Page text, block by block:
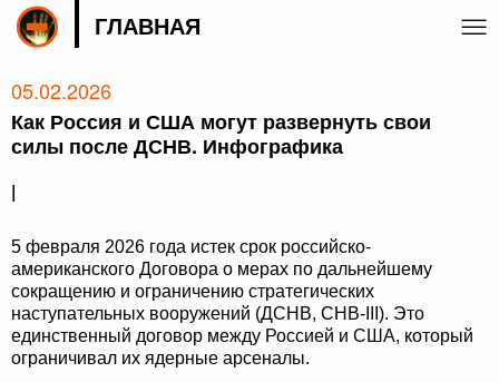
ГЛАВНАЯ
05.02.2026
Как Россия и США могут развернуть свои
силы после ДСНВ. Инфографика
|
5 февраля 2026 года истек срок российско-
американского Договора о мерах по дальнейшему
сокращению и ограничению стратегических
наступательных вооружений (ДСНВ, СНВ-III). Это
единственный договор между Россией и США, который
ограничивал их ядерные арсеналы.